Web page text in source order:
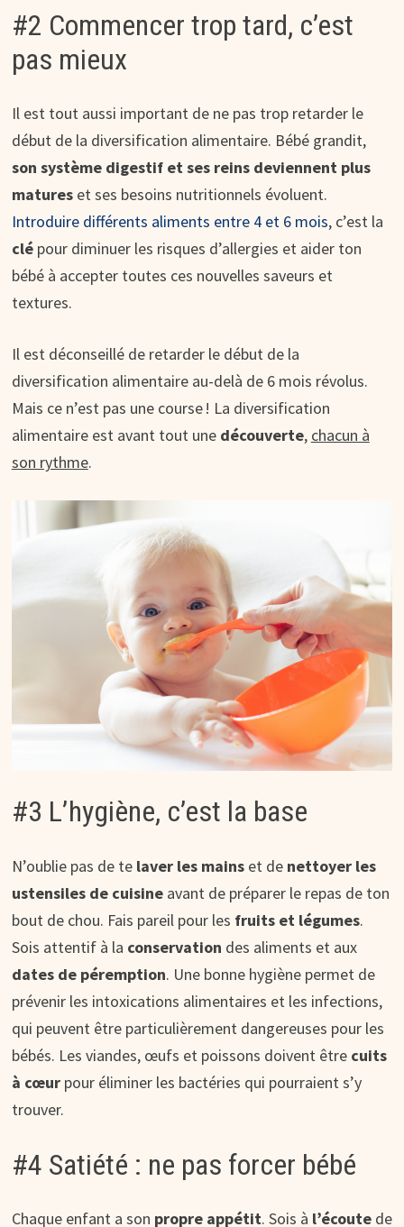
#2 Commencer trop tard, c’est
pas mieux
Il est tout aussi important de ne pas trop retarder le
début de la diversification alimentaire. Bébé grandit,
son système digestif et ses reins deviennent plus
matureset ses besoins nutritionnels évoluent.
Introduire différents aliments entre 4 et 6 mois, c’est la
clé pour diminuer les risques d’allergies et aider ton
bébé à accepter toutes ces nouvelles saveurs et
textures.
Il est déconseillé de retarder le début de la
diversification alimentaire au-delà de 6 mois révolus.
Mais ce n’est pas une course ! La diversification
alimentaire est avant tout une découverte, chacun à
son rythme.
#3 L’hygiène, c’est la base
N’oublie pas de te laver les mainset de nettoyer les
ustensiles de cuisineavant de préparer le repas de ton
bout de chou. Fais pareil pour les fruits et légumes.
Sois attentif à la conservation des aliments et aux
dates de péremption. Une bonne hygiène permet de
prévenir les intoxications alimentaires et les infections,
qui peuvent être particulièrement dangereuses pour les
bébés. Les viandes, œufs et poissons doivent être cuits
à cœurpour éliminer les bactéries qui pourraient s’y
trouver.
#4 Satiété : ne pas forcer bébé
Chaque enfant a son propre appétit. Sois à l’écoute de